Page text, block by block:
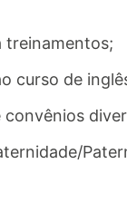
treinamentos;
curso de
convênios